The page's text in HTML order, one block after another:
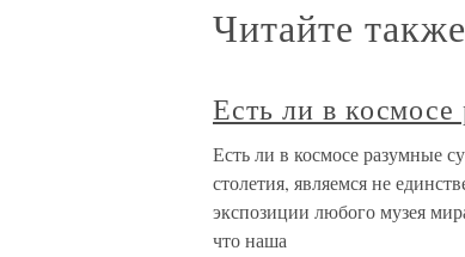
Читайте также
Есть ли в
Есть ли в космосе разумные
столетия, являемся не
экспозиции любого музея
что наша